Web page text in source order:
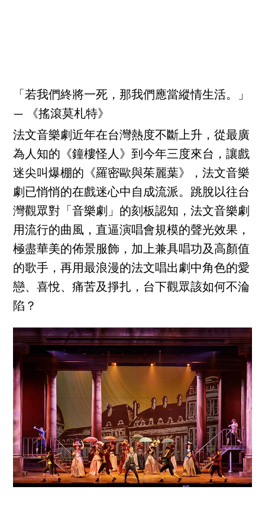
「若我們終將一死，那我們應當縱情生活。」
— 《搖滾莫札特》
法文音樂劇近年在台灣熱度不斷上升，從最廣
為人知的《鐘樓怪人》到今年三度來台，讓戲
迷尖叫爆棚的《羅密歐與茱麗葉》，法文音樂
劇已悄悄的在戲迷心中自成流派。跳脫以往台
灣觀眾對「音樂劇」的刻板認知，法文音樂劇
用流行的曲風，直逼演唱會規模的聲光效果，
極盡華美的佈景服飾，加上兼具唱功及高顏值
的歌手，再用最浪漫的法文唱出劇中角色的愛
戀、喜悅、痛苦及掙扎，台下觀眾該如何不淪
陷？